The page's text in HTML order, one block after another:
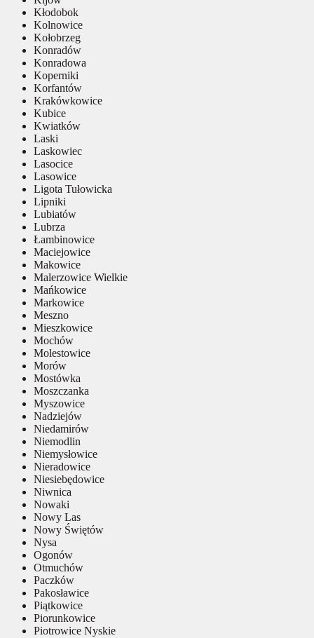
Kłodobok
Kolnowice
Kołobrzeg
Konradów
Konradowa
Koperniki
Korfantów
Krakówkowice
Kubice
Kwiatków
Laski
Laskowiec
Lasocice
Lasowice
Ligota Tułowicka
Lipniki
Lubiatów
Lubrza
Łambinowice
Maciejowice
Makowice
Malerzowice Wielkie
Mańkowice
Markowice
Meszno
Mieszkowice
Mochów
Molestowice
Morów
Mostówka
Moszczanka
Myszowice
Nadziejów
Niedamirów
Niemodlin
Niemysłowice
Nieradowice
Niesiebędowice
Niwnica
Nowaki
Nowy Las
Nowy Świętów
Nysa
Ogonów
Otmuchów
Paczków
Pakosławice
Piątkowice
Piorunkowice
Piotrowice Nyskie